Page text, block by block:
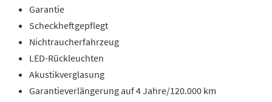
Garantie
Scheckheftgepflegt
Nichtraucherfahrzeug
LED-Rückleuchten
Akustikverglasung
Garantieverlängerung auf 4 Jahre/120.000 km